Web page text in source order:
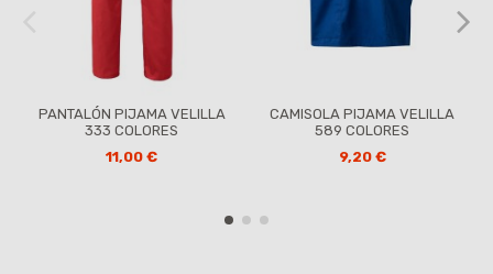
PANTALÓN PIJAMA VELILLA
333 COLORES
11,00 €
CAMISOLA PIJAMA VELILLA
589 COLORES
9,20 €